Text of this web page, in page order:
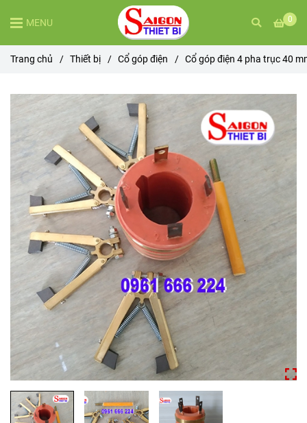
0
MENU
Trang chủ / Thiết bị / Cổ góp điện / Cổ góp điện 4 pha trục 40